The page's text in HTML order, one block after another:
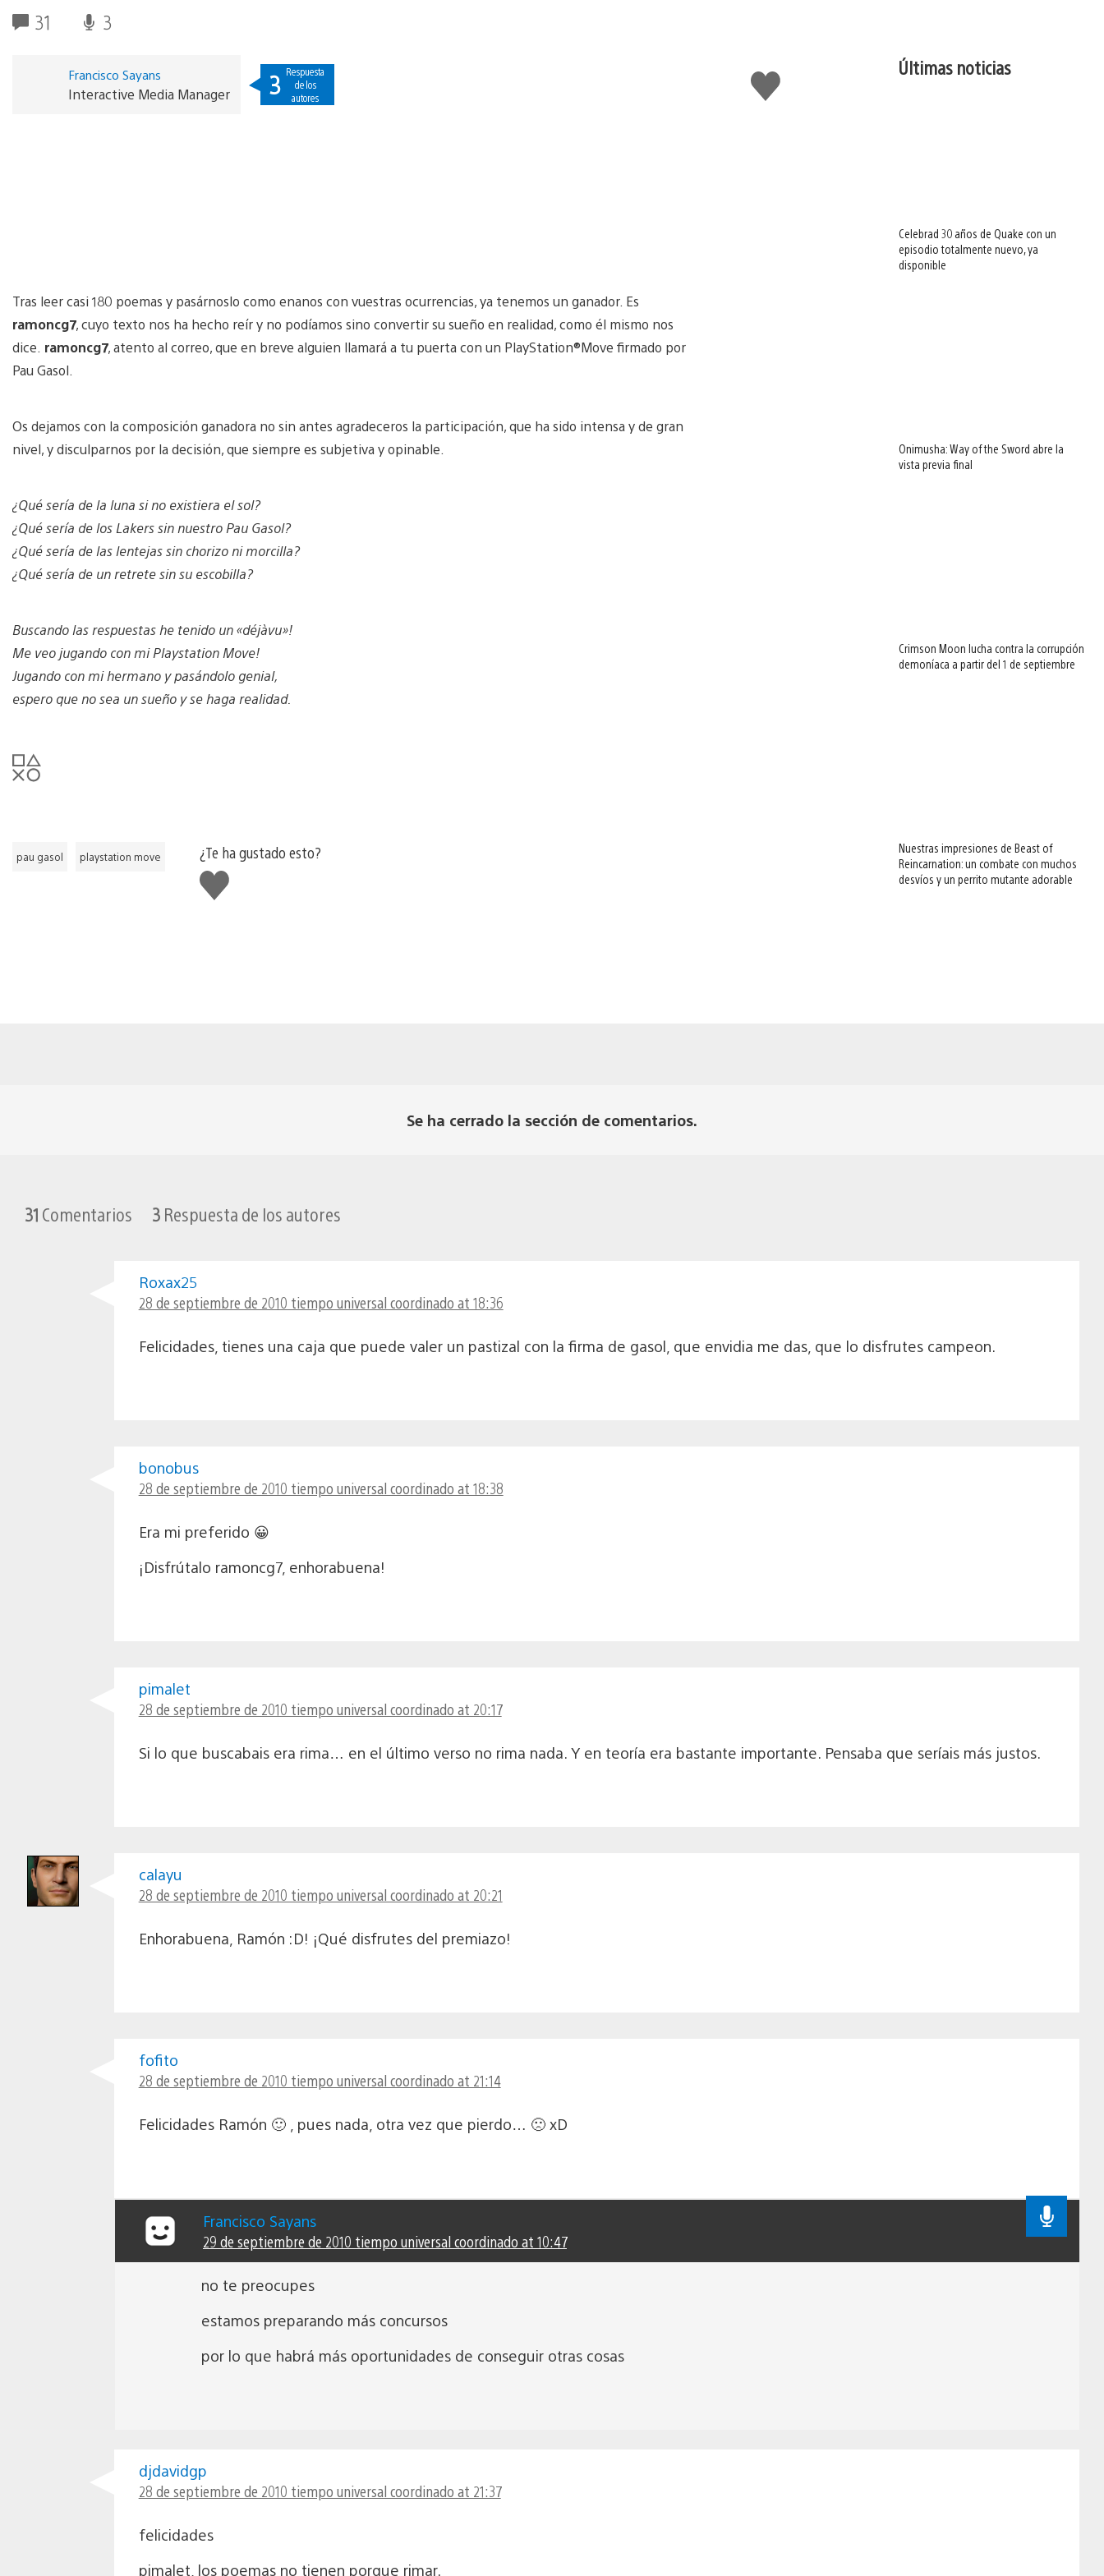
31 3
Me
gusta
Francisco Sayans
Interactive Media Manager 3 Respuesta
de los
autores
Tras leer casi 180 poemas y pasárnoslo como enanos con vuestras ocurrencias, ya tenemos un ganador. Es
ramoncg7, cuyo texto nos ha hecho reír y no podíamos sino convertir su sueño en realidad, como él mismo nos
dice. ramoncg7, atento al correo, que en breve alguien llamará a tu puerta con un PlayStation®Move firmado por
Pau Gasol.
Os dejamos con la composición ganadora no sin antes agradeceros la participación, que ha sido intensa y de gran
nivel, y disculparnos por la decisión, que siempre es subjetiva y opinable.
¿Qué sería de la luna si no existiera el sol?
¿Qué sería de los Lakers sin nuestro Pau Gasol?
¿Qué sería de las lentejas sin chorizo ni morcilla?
¿Qué sería de un retrete sin su escobilla?
Buscando las respuestas he tenido un «déjàvu»!
Me veo jugando con mi Playstation Move!
Jugando con mi hermano y pasándolo genial,
espero que no sea un sueño y se haga realidad.
pau gasol playstation move
¿Te ha gustado esto?
Me
gusta
Últimas noticias
Celebrad 30 años de Quake con un
episodio totalmente nuevo, ya
disponible
Onimusha: Way of the Sword abre la
vista previa final
Crimson Moon lucha contra la corrupción
demoníaca a partir del 1 de septiembre
Nuestras impresiones de Beast of
Reincarnation: un combate con muchos
desvíos y un perrito mutante adorable
Se ha cerrado la sección de comentarios.
31 Comentarios 3 Respuesta de los autores
Roxax25
28 de septiembre de 2010 tiempo universal coordinado at 18:36
Felicidades, tienes una caja que puede valer un pastizal con la firma de gasol, que envidia me das, que lo disfrutes campeon.
bonobus
28 de septiembre de 2010 tiempo universal coordinado at 18:38
Era mi preferido 😀
¡Disfrútalo ramoncg7, enhorabuena!
pimalet
28 de septiembre de 2010 tiempo universal coordinado at 20:17
Si lo que buscabais era rima… en el último verso no rima nada. Y en teoría era bastante importante. Pensaba que seríais más justos.
calayu
28 de septiembre de 2010 tiempo universal coordinado at 20:21
Enhorabuena, Ramón :D! ¡Qué disfrutes del premiazo!
fofito
28 de septiembre de 2010 tiempo universal coordinado at 21:14
Felicidades Ramón 🙂 , pues nada, otra vez que pierdo… 🙁 xD
Francisco Sayans
29 de septiembre de 2010 tiempo universal coordinado at 10:47
no te preocupes
estamos preparando más concursos
por lo que habrá más oportunidades de conseguir otras cosas
djdavidgp
28 de septiembre de 2010 tiempo universal coordinado at 21:37
felicidades
pimalet, los poemas no tienen porque rimar.